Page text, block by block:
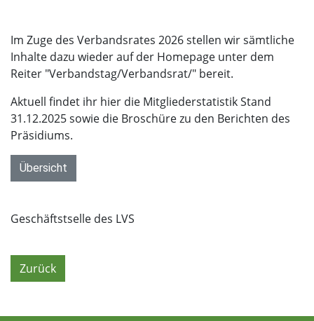
Im Zuge des Verbandsrates 2026 stellen wir sämtliche
Inhalte dazu wieder auf der Homepage unter dem
Reiter "Verbandstag/Verbandsrat/" bereit.
Aktuell findet ihr hier die Mitgliederstatistik Stand
31.12.2025 sowie die Broschüre zu den Berichten des
Präsidiums.
Übersicht
Geschäftstselle des LVS
Zurück